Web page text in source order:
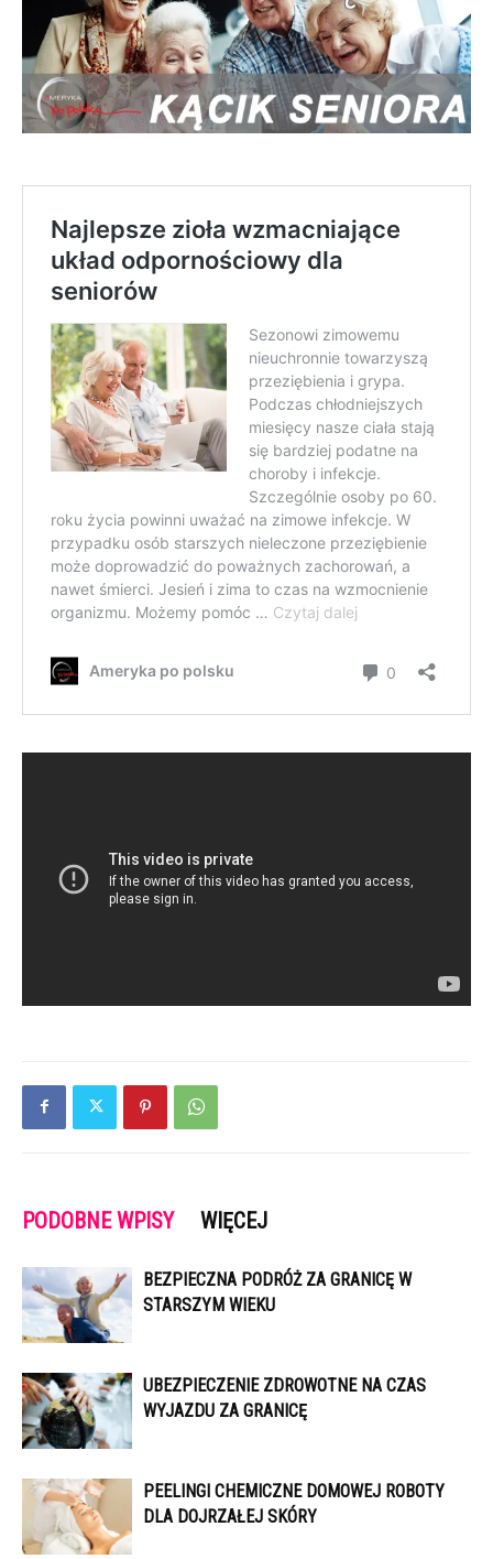
PODOBNE WPISY WIĘCEJ
BEZPIECZNA PODRÓŻ ZA GRANICĘ W
STARSZYM WIEKU
UBEZPIECZENIE ZDROWOTNE NA CZAS
WYJAZDU ZA GRANICĘ
PEELINGI CHEMICZNE DOMOWEJ ROBOTY
DLA DOJRZAŁEJ SKÓRY